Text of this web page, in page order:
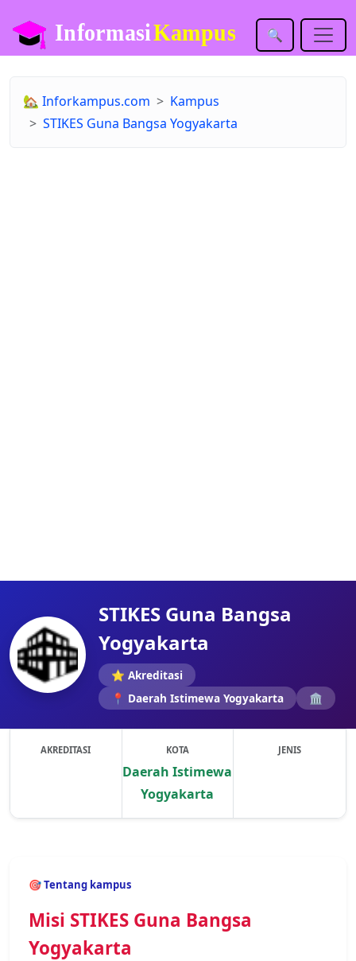
🔍
🏡 Inforkampus.com
Kampus
STIKES Guna Bangsa Yogyakarta
STIKES Guna Bangsa
Yogyakarta
⭐ Akreditasi
📍 Daerah Istimewa Yogyakarta
🏛️
AKREDITASI KOTA
Daerah Istimewa
Yogyakarta
JENIS
🎯 Tentang kampus
Misi STIKES Guna Bangsa
Yogyakarta